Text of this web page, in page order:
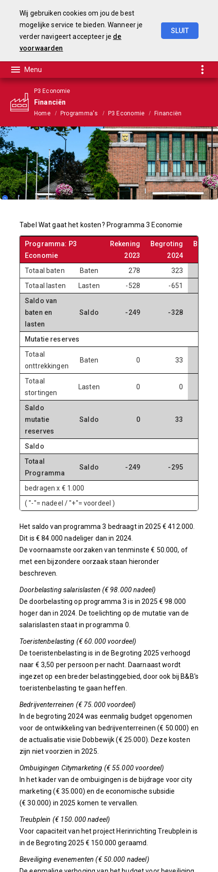
Wij gebruiken cookies om jou de best
mogelijke service te bieden. Wanneer je
verder navigeert accepteer je de
voorwaarden
SLUIT
P3 Economie
Financiën
Home Programma's P3 Economie Financiën
Tabel Wat gaat het kosten? Programma 3 Economie
Programma: P3
Economie
Rekening
2023
Begroting
2024
Totaal baten
Baten 278 323
Totaal lasten
Lasten -528 -651
Saldo van
baten en
lasten
Saldo -249 -328
Mutatie reserves
Totaal
onttrekkingen
Baten 0 33
Totaal
stortingen
Lasten 0 0
Saldo
mutatie
reserves
Saldo 0 33
Saldo
Totaal
Programma
Saldo -249 -295
bedragen x € 1.000
( "-"= nadeel / "+"= voordeel )
Het saldo van programma 3 bedraagt in 2025 € 412.000.
Dit is € 84.000 nadeliger dan in 2024.
De voornaamste oorzaken van tenminste € 50.000, of
met een bijzondere oorzaak staan hieronder
beschreven.
Doorbelasting salarislasten (€ 98.000 nadeel)
De doorbelasting op programma 3 is in 2025 € 98.000
hoger dan in 2024. De toelichting op de mutatie van de
salarislasten staat in programma 0.
Toeristenbelasting (€ 60.000 voordeel)
De toeristenbelasting is in de Begroting 2025 verhoogd
naar € 3,50 per persoon per nacht. Daarnaast wordt
ingezet op een breder belastinggebied, door ook bij B&B's
toeristenbelasting te gaan heffen.
Bedrijventerreinen (€ 75.000 voordeel)
In de begroting 2024 was eenmalig budget opgenomen
voor de ontwikkeling van bedrijventerreinen (€ 50.000) en
de actualisatie visie Dobbewijk (€ 25.000). Deze kosten
zijn niet voorzien in 2025.
Ombuigingen Citymarketing (€ 55.000 voordeel)
In het kader van de ombuigingen is de bijdrage voor city
marketing (€ 35.000) en de economische subsidie
(€ 30.000) in 2025 komen te vervallen.
Treubplein (€ 150.000 nadeel)
Voor capaciteit van het project Herinrichting Treubplein is
in de Begroting 2025 € 150.000 geraamd.
Beveiliging evenementen (€ 50.000 nadeel)